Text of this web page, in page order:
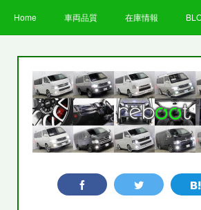
Home 車両品質 在庫情報
お客様の声 STAFF 企業
プライバシーポリシー